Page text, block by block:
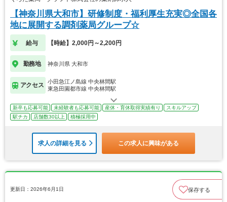
【神奈川県大和市】研修制度・福利厚生充実◎全国各
地に展開する調剤薬局グループ☆
給与 【時給】2,000円～2,200円
勤務地 神奈川県 大和市
アクセス
小田急江ノ島線 中央林間駅
東急田園都市線 中央林間駅
新卒も応募可能 未経験者も応募可能 産休・育休取得実績有り
スキルアップ
駅チカ
店舗数30以上 積極採用中
求人の詳細を見る この求人に興味がある
更新日：2026年6月1日 保存する